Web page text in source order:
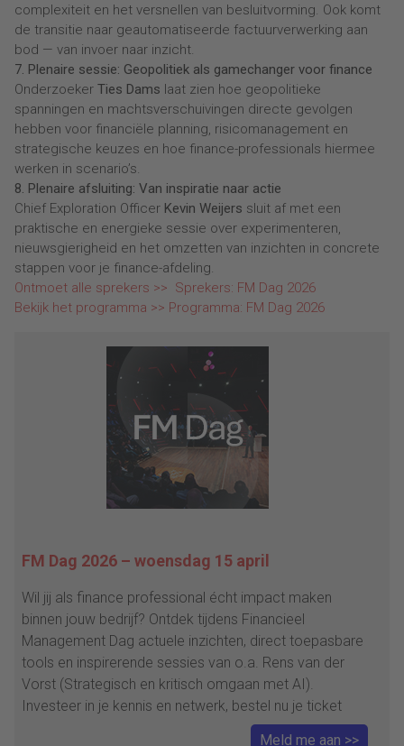
complexiteit en het versnellen van besluitvorming. Ook komt
de transitie naar geautomatiseerde factuurverwerking aan
bod — van invoer naar inzicht.
7. Plenaire sessie: Geopolitiek als gamechanger voor finance
Onderzoeker Ties Dams laat zien hoe geopolitieke
spanningen en machtsverschuivingen directe gevolgen
hebben voor financiële planning, risicomanagement en
strategische keuzes en hoe finance-professionals hiermee
werken in scenario’s.
8. Plenaire afsluiting: Van inspiratie naar actie
Chief Exploration Officer Kevin Weijers sluit af met een
praktische en energieke sessie over experimenteren,
nieuwsgierigheid en het omzetten van inzichten in concrete
stappen voor je finance-afdeling.
Ontmoet alle sprekers >> Sprekers: FM Dag 2026
Bekijk het programma >> Programma: FM Dag 2026
FM Dag 2026 – woensdag 15 april
Wil jij als finance professional écht impact maken
binnen jouw bedrijf? Ontdek tijdens Financieel
Management Dag actuele inzichten, direct toepasbare
tools en inspirerende sessies van o.a. Rens van der
Vorst (Strategisch en kritisch omgaan met AI).
Investeer in je kennis en netwerk, bestel nu je ticket
Meld me aan >>